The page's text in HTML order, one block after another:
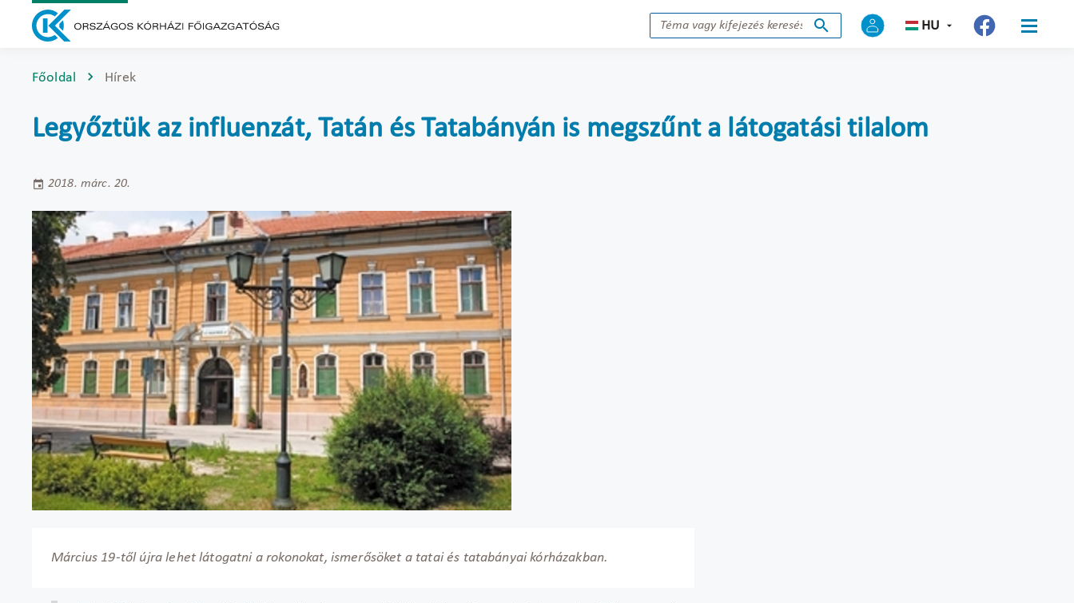
HU
Főoldal Hírek
Legyőztük az influenzát, Tatán és Tatabányán is megszűnt a látogatási tilalom
2018. márc. 20.
Március 19-től újra lehet látogatni a rokonokat, ismerősöket a tatai és tatabányai kórházakban.